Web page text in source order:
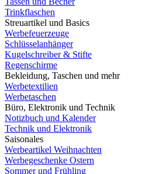
Trinkflaschen
Streuartikel und Basics
Werbefeuerzeuge
Schlüsselanhänger
Kugelschreiber & Stifte
Regenschirme
Bekleidung, Taschen und mehr
Werbetextilien
Werbetaschen
Büro, Elektronik und Technik
Notizbuch und Kalender
Technik und Elektronik
Saisonales
Werbeartikel Weihnachten
Werbegeschenke Ostern
Sommer und Frühling